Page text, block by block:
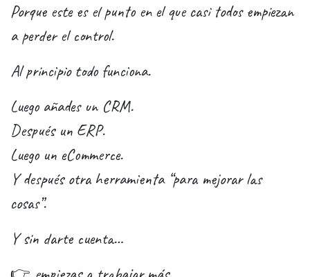
Porque este es el punto en el que casi todos empiezan
a perder el control.
​Al principio todo funciona.
Luego añades un CRM.
Después un ERP.
Luego un eCommerce.
Y después otra herramienta “para mejorar las
cosas”.
Y sin darte cuenta…